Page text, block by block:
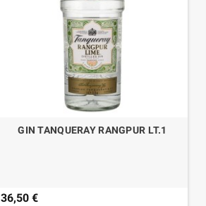
GIN TANQUERAY RANGPUR LT.1
36,50 €